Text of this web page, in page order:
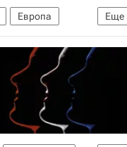
Еще
Европа
Винзавод